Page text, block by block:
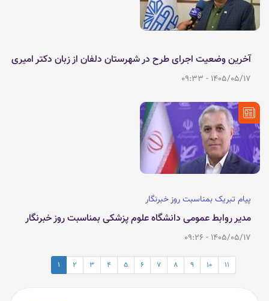
آخرین وضعیت اجرای طرح در شهرستان دلفان از زبان دکتر امیری
1405/05/17 - 09:33
پیام تبریک بمناسبت روز خبرنگار
مدیر روابط عمومی دانشگاه علوم پزشکی بمناسبت روز خبرنگار
1405/05/17 - 09:26
1 2 3 4 5 6 7 8 9 10 11